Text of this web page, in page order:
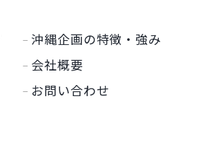
沖縄企画の特徴・強み
会社概要
お問い合わせ